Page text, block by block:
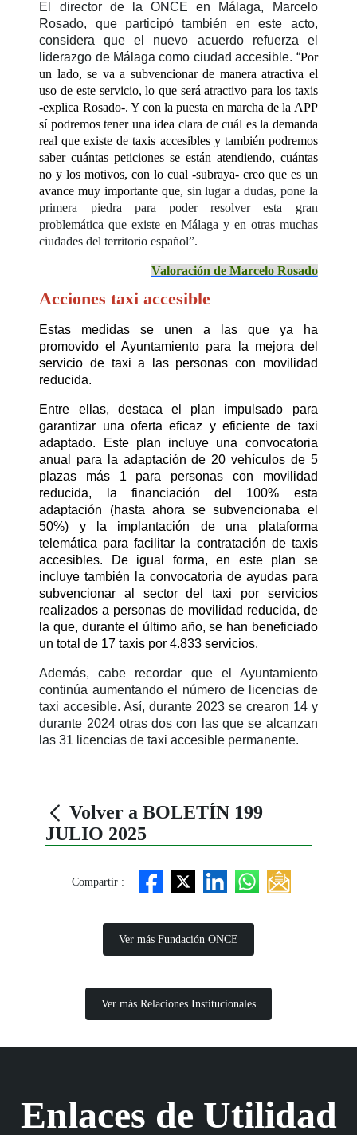
El director de la ONCE en Málaga, Marcelo
Rosado, que participó también en este acto,
considera que el nuevo acuerdo refuerza el
liderazgo de Málaga como ciudad accesible. “Por
un lado, se va a subvencionar de manera atractiva el
uso de este servicio, lo que será atractivo para los taxis
-explica Rosado-. Y con la puesta en marcha de la APP
sí podremos tener una idea clara de cuál es la demanda
real que existe de taxis accesibles y también podremos
saber cuántas peticiones se están atendiendo, cuántas
no y los motivos, con lo cual -subraya- creo que es un
avance muy importante que, sin lugar a dudas, pone la
primera piedra para poder resolver esta gran
problemática que existe en Málaga y en otras muchas
ciudades del territorio español”.
Valoración de Marcelo Rosado
Acciones taxi accesible
Estas medidas se unen a las que ya ha
promovido el Ayuntamiento para la mejora del
servicio de taxi a las personas con movilidad
reducida.
Entre ellas, destaca el plan impulsado para
garantizar una oferta eficaz y eficiente de taxi
adaptado. Este plan incluye una convocatoria
anual para la adaptación de 20 vehículos de 5
plazas más 1 para personas con movilidad
reducida, la financiación del 100% esta
adaptación (hasta ahora se subvencionaba el
50%) y la implantación de una plataforma
telemática para facilitar la contratación de taxis
accesibles. De igual forma, en este plan se
incluye también la convocatoria de ayudas para
subvencionar al sector del taxi por servicios
realizados a personas de movilidad reducida, de
la que, durante el último año, se han beneficiado
un total de 17 taxis por 4.833 servicios.
Además, cabe recordar que el Ayuntamiento
continúa aumentando el número de licencias de
taxi accesible. Así, durante 2023 se crearon 14 y
durante 2024 otras dos con las que se alcanzan
las 31 licencias de taxi accesible permanente.
Volver a BOLETÍN 199
JULIO 2025
Compartir :
Ver más Fundación ONCE
Ver más Relaciones Institucionales
Enlaces de Utilidad